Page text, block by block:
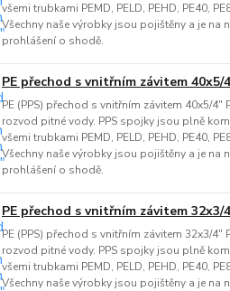
všemi trubkami PEMD, PELD, PEHD, PE40,
Všechny naše výrobky jsou pojištěny a je na
prohlášení o shodě.
PE přechod s vnitřním závitem 40x5/
PE (PPS) přechod s vnitřním závitem 40x5/4"
rozvod pitné vody. PPS spojky jsou plně
všemi trubkami PEMD, PELD, PEHD, PE40,
Všechny naše výrobky jsou pojištěny a je na
prohlášení o shodě.
PE přechod s vnitřním závitem 32x3/
PE (PPS) přechod s vnitřním závitem 32x3/4"
rozvod pitné vody. PPS spojky jsou plně
všemi trubkami PEMD, PELD, PEHD, PE40,
Všechny naše výrobky jsou pojištěny a je na